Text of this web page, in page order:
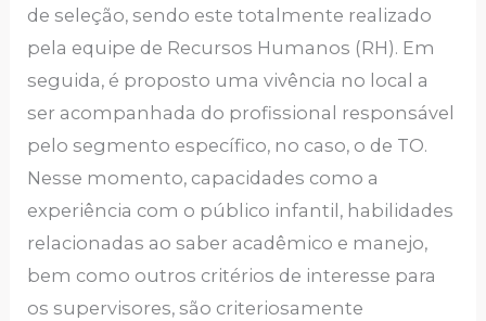
de seleção, sendo este totalmente realizado
pela equipe de Recursos Humanos (RH). Em
seguida, é proposto uma vivência no local a
ser acompanhada do profissional responsável
pelo segmento específico, no caso, o de TO.
Nesse momento, capacidades como a
experiência com o público infantil, habilidades
relacionadas ao saber acadêmico e manejo,
bem como outros critérios de interesse para
os supervisores, são criteriosamente